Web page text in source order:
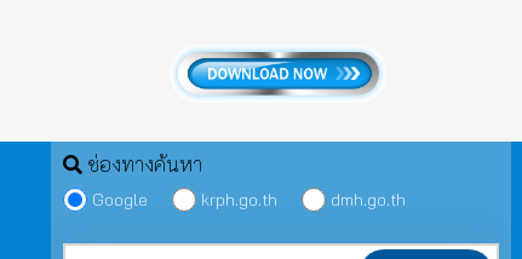
ช่องทางค้นหา
Google krph.go.th dmh.go.th